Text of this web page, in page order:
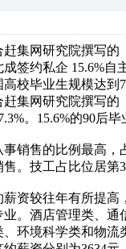
集网研究院撰写的
签约私企 15.6%自
校毕业生规模达到
集网研究院撰写
。15.6%的90后毕
销售的比例最高
。技工占比位居第
资较往年有所提高
。酒店管理类、
环境科学类和物流